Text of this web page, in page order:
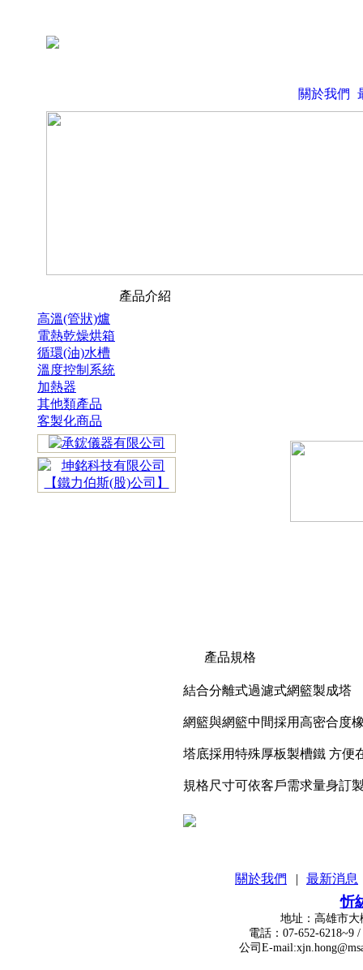
關於我們
產品介紹
高溫(管狀)爐
電熱乾燥烘箱
循環(油)水槽
溫度控制系統
加熱器
其他類產品
客製化商品
產品規格
結合分離式過濾式網籃製成塔
網籃與網籃中間採用高密合度
塔底採用特殊厚板製槽鐵 方便
規格尺寸可依客戶需求量身訂
關於我們 | 最新消息
忻
地址：高雄市大樹區瓦
電話：07-652-6218~9 / 傳真
公司E-